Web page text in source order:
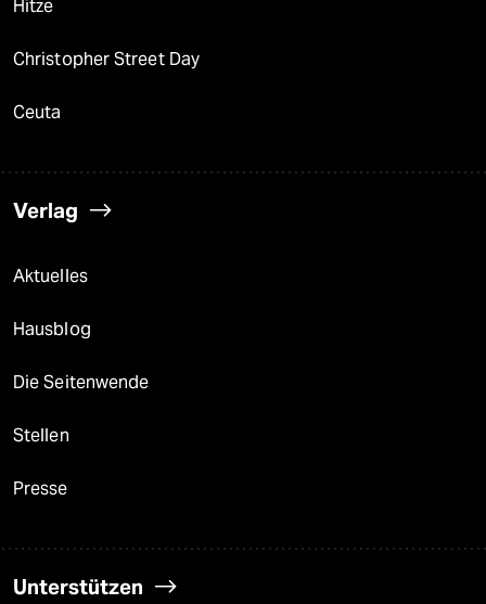
Hitze
Christopher Street Day
Ceuta
Verlag
Aktuelles
Hausblog
Die Seitenwende
Stellen
Presse
Unterstützen